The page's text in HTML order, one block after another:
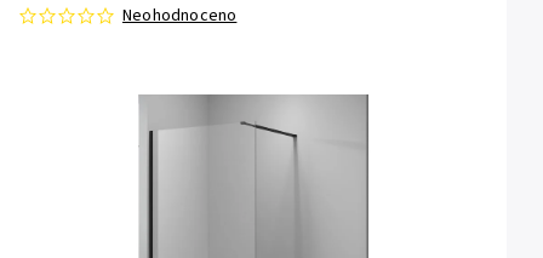
Neohodnoceno